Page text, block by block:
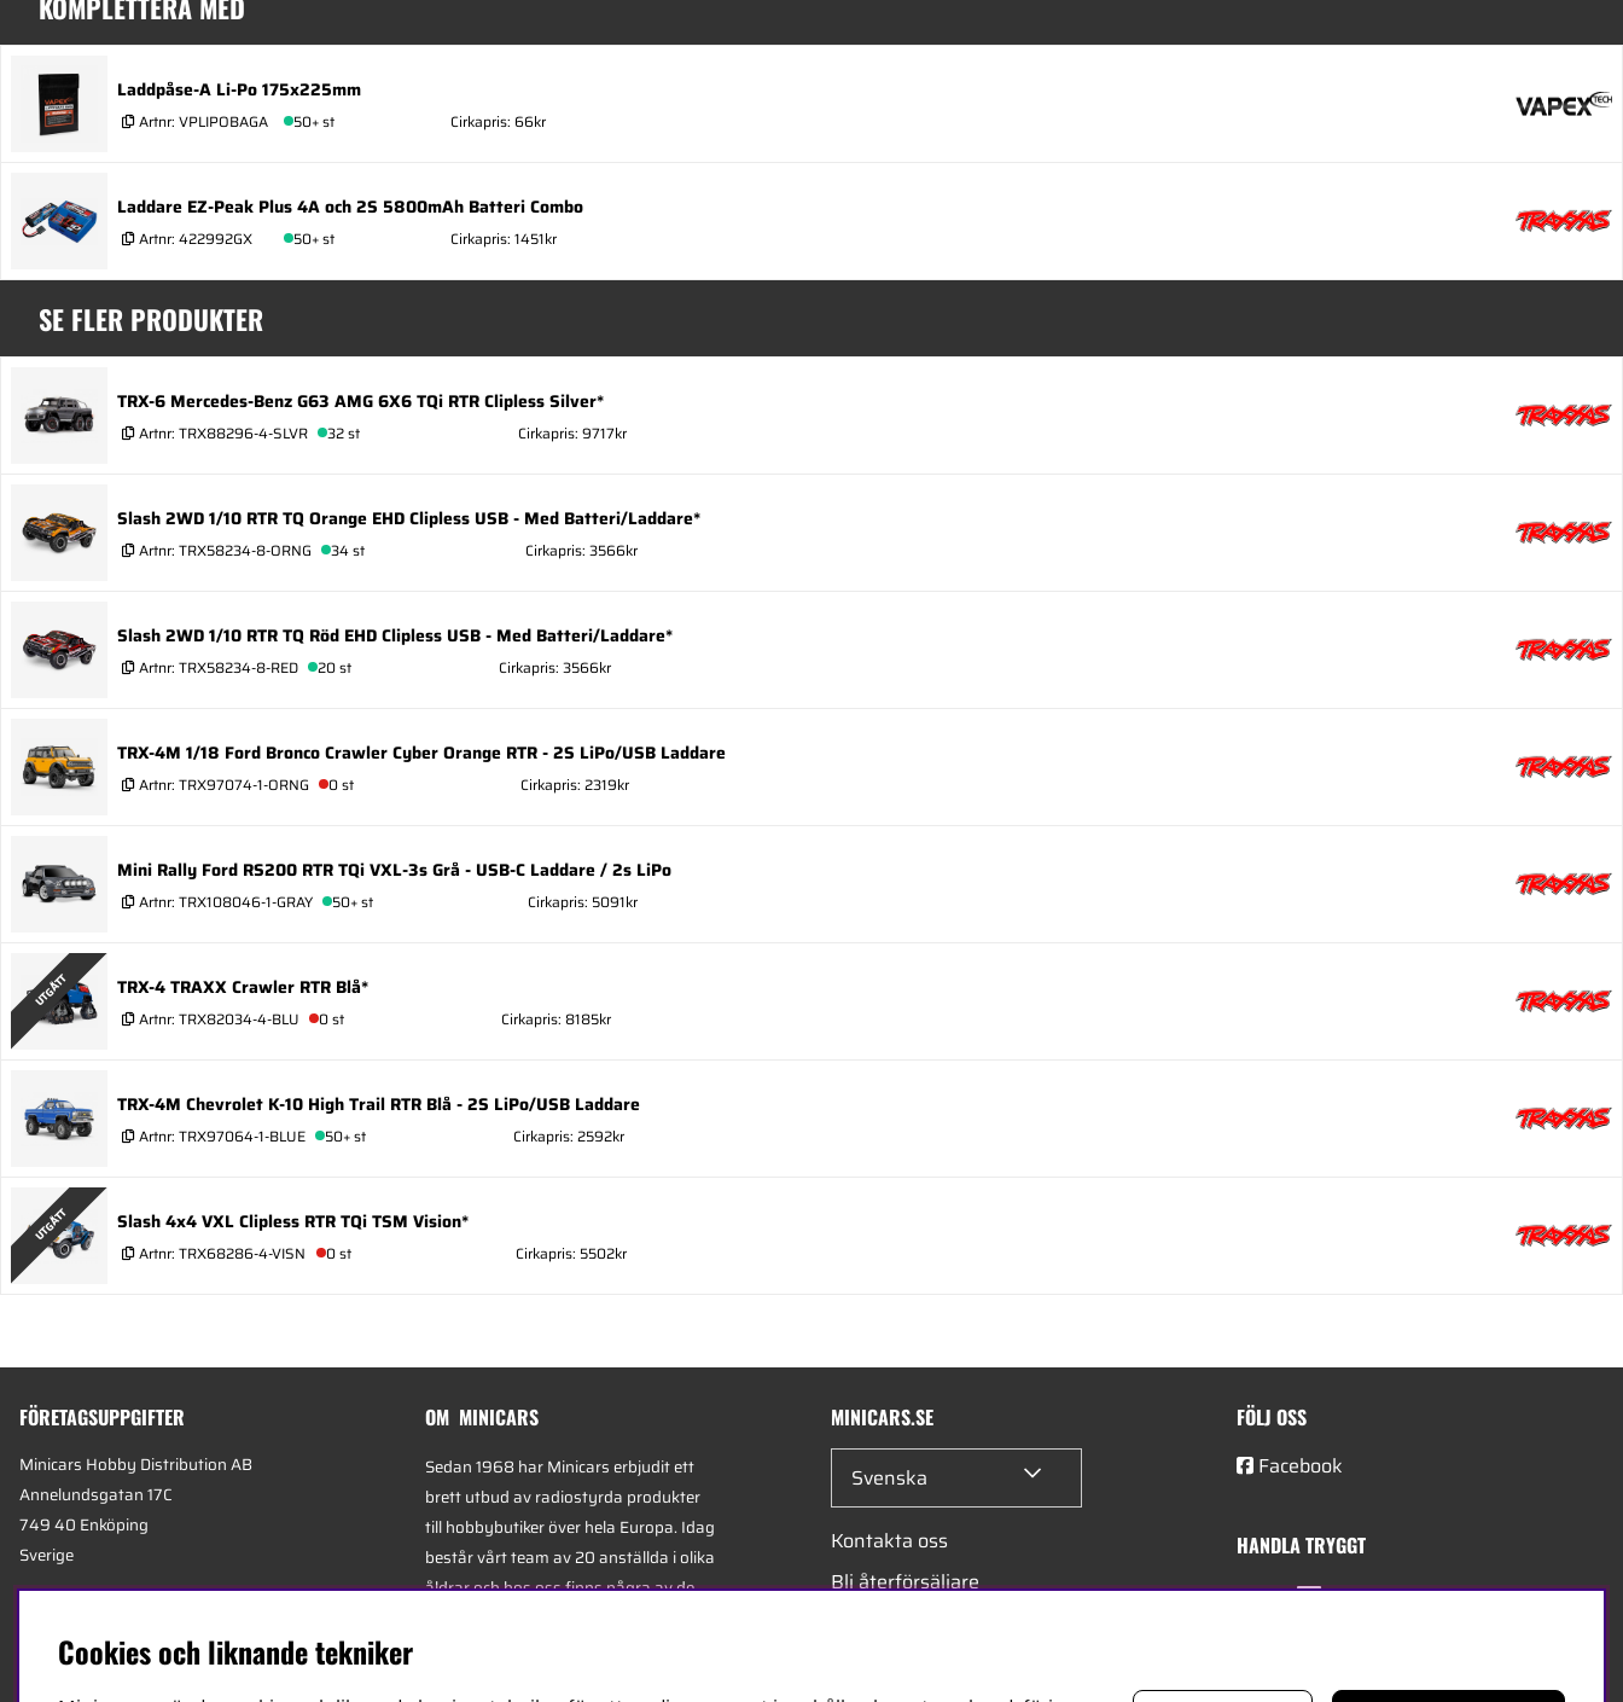
Laddpåse-A Li-Po 175x225mm
Artnr: VPLIPOBAGA 50+ st Cirkapris: 66kr
Laddare EZ-Peak Plus 4A och 2S 5800mAh Batteri Combo
Artnr: 422992GX 50+ st Cirkapris: 1451kr
SE FLER PRODUKTER
TRX-6 Mercedes-Benz G63 AMG 6X6 TQi RTR Clipless Silver*
Artnr: TRX88296-4-SLVR 32 st Cirkapris: 9717kr
Slash 2WD 1/10 RTR TQ Orange EHD Clipless USB - Med Batteri/Laddare*
Artnr: TRX58234-8-ORNG 34 st Cirkapris: 3566kr
Slash 2WD 1/10 RTR TQ Röd EHD Clipless USB - Med Batteri/Laddare*
Artnr: TRX58234-8-RED 20 st Cirkapris: 3566kr
TRX-4M 1/18 Ford Bronco Crawler Cyber Orange RTR - 2S LiPo/USB Laddare
Artnr: TRX97074-1-ORNG 0 st Cirkapris: 2319kr
Mini Rally Ford RS200 RTR TQi VXL-3s Grå - USB-C Laddare / 2s LiPo
Artnr: TRX108046-1-GRAY 50+ st Cirkapris: 5091kr
UTGÅTT TRX-4 TRAXX Crawler RTR Blå*
Artnr: TRX82034-4-BLU 0 st Cirkapris: 8185kr
TRX-4M Chevrolet K-10 High Trail RTR Blå - 2S LiPo/USB Laddare
Artnr: TRX97064-1-BLUE 50+ st Cirkapris: 2592kr
UTGÅTT Slash 4x4 VXL Clipless RTR TQi TSM Vision*
Artnr: TRX68286-4-VISN 0 st Cirkapris: 5502kr
FÖRETAGSUPPGIFTER
Minicars Hobby Distribution AB
Annelundsgatan 17C
749 40 Enköping
Sverige
E-mail:info@minicars.se
OM MINICARS
Sedan 1968 har Minicars erbjudit ett
brett utbud av radiostyrda produkter
till hobbybutiker över hela Europa. Idag
består vårt team av 20 anställda i olika
åldrar och hos oss finns några av de
MINICARS.SE
Svenska
Kontakta oss
Bli återförsäljare
FÖLJ OSS
Facebook
HANDLA TRYGGT
Cookies och liknande tekniker